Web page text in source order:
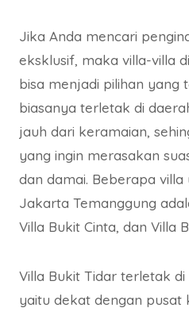
Jika Anda mencari
eksklusif, maka villa-villa
bisa menjadi pilihan yang
biasanya terletak di
jauh dari keramaian,
yang ingin merasakan
dan damai. Beberapa
Jakarta Temanggung
Villa Bukit Cinta, dan Villa
Villa Bukit Tidar terletak
yaitu dekat dengan pusat